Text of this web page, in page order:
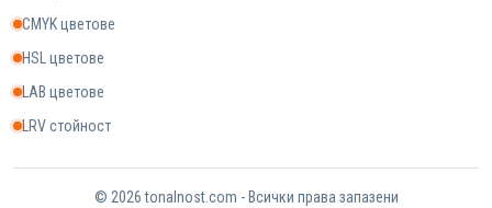
CMYK цветове
HSL цветове
LAB цветове
LRV стойност
© 2026 tonalnost.com - Всички права запазени